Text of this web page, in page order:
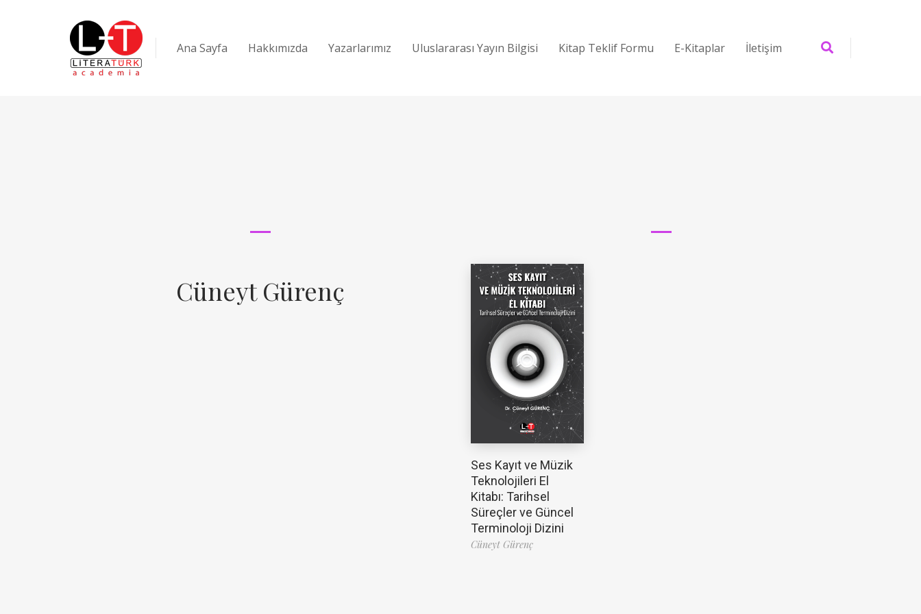
Ana Sayfa Hakkımızda Yazarlarımız Uluslararası Yayın Bilgisi Kitap Teklif Formu E-Kitaplar İletişim
Cüneyt Gürenç
Ses Kayıt ve Müzik
Teknolojileri El
Kitabı: Tarihsel
Süreçler ve Güncel
Terminoloji Dizini
Cüneyt Gürenç